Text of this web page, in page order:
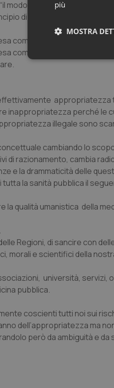
il modo di operare di ciascuna
di appropriatezza
come nella legge 229
come nell’accordo Stato
inappropriatezza perché le
illegale sono
cambiando lo
di razionamento, cambia
e la drammaticità delle
la sanità pubblica il
la qualità umanistica della
Regioni, di sancire con
morali e scientifici della
università,
pubblica.
coscienti tutti noi sui
dell’appropriatezza ma
però da ambiguità e da
più
MOSTRA
I cookie necessari
e l'accesso alle aree
Nome
tracking-sites-
tracking-enable
session-id
_ga